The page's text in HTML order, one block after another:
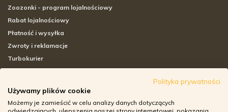
Zoozonki - program lojalnościowy
Rabat lojalnościowy
Płatność i wysyłka
Zwroty i reklamacje
Turbokurier
Adresy sklepów stacjonarnych
Godziny otwarcia sklepów
Polityka prywatności
Używamy plików cookie
Możemy je zamieścić w celu analizy danych dotyczących